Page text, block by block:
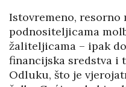
Istovremeno, resorno
podnositeljicama
žaliteljicama – ipak
financijska sredstva i
Odluku, što je